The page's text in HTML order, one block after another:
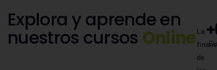
Explora y aprende en
nuestros cursos OnlineLa
de